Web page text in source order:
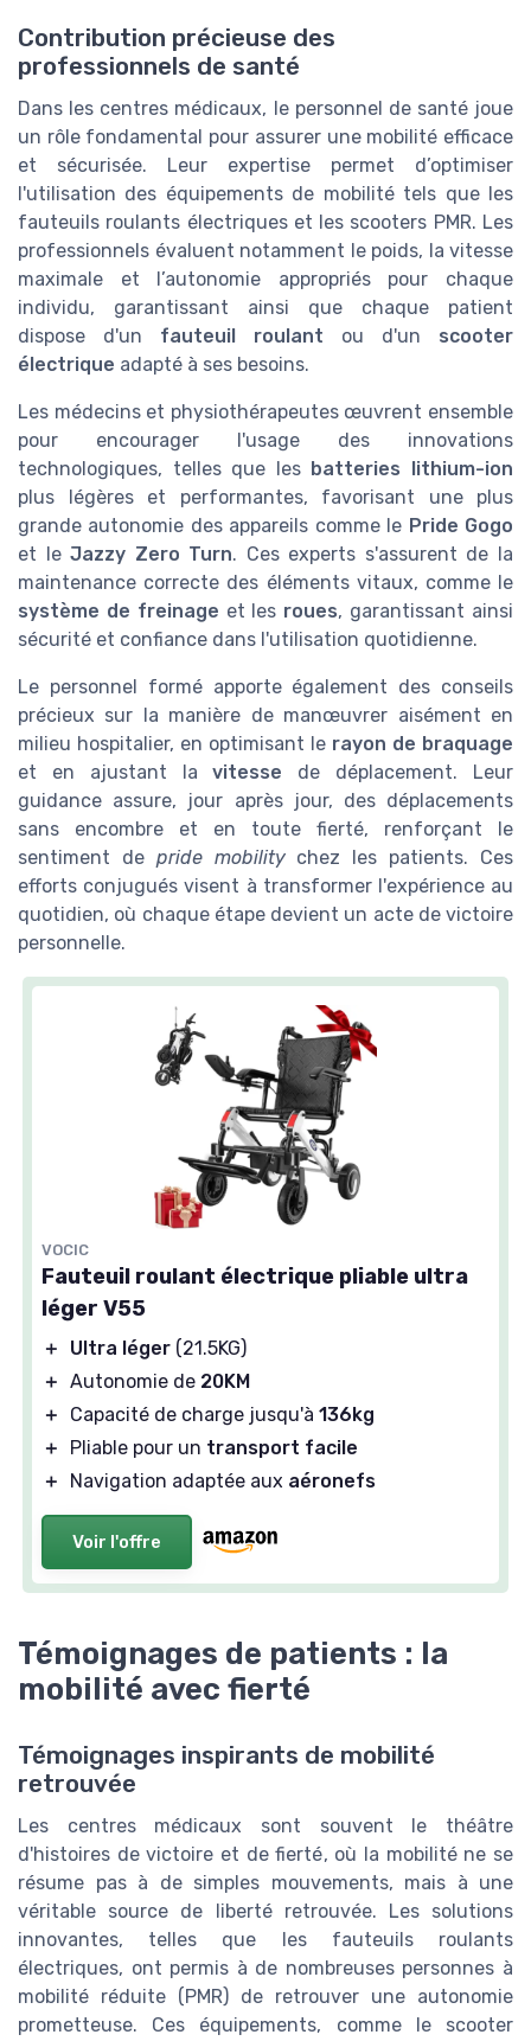
Contribution précieuse des
professionnels de santé
Dans les centres médicaux, le personnel de santé joue
un rôle fondamental pour assurer une mobilité efficace
et sécurisée. Leur expertise permet d’optimiser
l'utilisation des équipements de mobilité tels que les
fauteuils roulants électriques et les scooters PMR. Les
professionnels évaluent notamment le poids, la vitesse
maximale et l’autonomie appropriés pour chaque
individu, garantissant ainsi que chaque patient
dispose d'un fauteuil roulant ou d'un scooter
électrique adapté à ses besoins.
Les médecins et physiothérapeutes œuvrent ensemble
pour encourager l'usage des innovations
technologiques, telles que les batteries lithium-ion
plus légères et performantes, favorisant une plus
grande autonomie des appareils comme le Pride Gogo
et leJazzy Zero Turn. Ces experts s'assurent de la
maintenance correcte des éléments vitaux, comme le
système de freinage et les roues, garantissant ainsi
sécurité et confiance dans l'utilisation quotidienne.
Le personnel formé apporte également des conseils
précieux sur la manière de manœuvrer aisément en
milieu hospitalier, en optimisant le rayon de braquage
et en ajustant lavitesse de déplacement. Leur
guidance assure, jour après jour, des déplacements
sans encombre et en toute fierté, renforçant le
sentiment de pride mobilitychez les patients. Ces
efforts conjugués visent à transformer l'expérience au
quotidien, où chaque étape devient un acte de victoire
personnelle.
VOCIC
Fauteuil roulant électrique pliable ultra
léger V55
＋ Ultra léger (21.5KG)
＋ Autonomie de 20KM
＋
Capacité de charge jusqu'à 136kg
＋
Pliable pour un transport facile
＋
Navigation adaptée aux aéronefs
Voir l'offre
Témoignages de patients : la
mobilité avec fierté
Témoignages inspirants de mobilité
retrouvée
Les centres médicaux sont souvent le théâtre
d'histoires de victoire et de fierté, où la mobilité ne se
résume pas à de simples mouvements, mais à une
véritable source de liberté retrouvée. Les solutions
innovantes, telles que les fauteuils roulants
électriques, ont permis à de nombreuses personnes à
mobilité réduite (PMR) de retrouver une autonomie
prometteuse. Ces équipements, comme le scooter